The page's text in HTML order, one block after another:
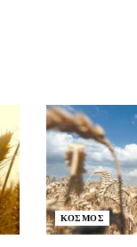
ΚΟΣΜΟΣ